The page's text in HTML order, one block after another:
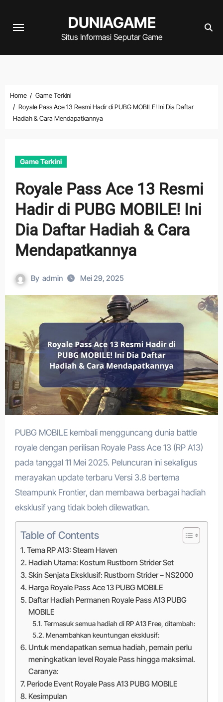
DUNIAGAME
Situs Informasi Seputar Game
Home
Game Terkini
Royale Pass Ace 13 Resmi Hadir di PUBG MOBILE! Ini Dia Daftar
Hadiah & Cara Mendapatkannya
Game Terkini
Royale Pass Ace 13 Resmi
Hadir di PUBG MOBILE! Ini
Dia Daftar Hadiah & Cara
Mendapatkannya
By admin Mei 29, 2025
PUBG MOBILE kembali mengguncang dunia battle
royale dengan perilisan Royale Pass Ace 13 (RP A13)
pada tanggal 11 Mei 2025. Peluncuran ini sekaligus
merayakan update terbaru Versi 3.8 bertema
Steampunk Frontier, dan membawa berbagai hadiah
eksklusif yang tidak boleh dilewatkan.
Table of Contents
Tema RP A13: Steam Haven
Hadiah Utama: Kostum Rustborn Strider Set
Skin Senjata Eksklusif: Rustborn Strider – NS2000
Harga Royale Pass Ace 13 PUBG MOBILE
Daftar Hadiah Permanen Royale Pass A13 PUBG
MOBILE
Termasuk semua hadiah di RP A13 Free, ditambah:
Menambahkan keuntungan eksklusif:
Untuk mendapatkan semua hadiah, pemain perlu
meningkatkan level Royale Pass hingga maksimal.
Caranya:
Periode Event Royale Pass A13 PUBG MOBILE
Kesimpulan